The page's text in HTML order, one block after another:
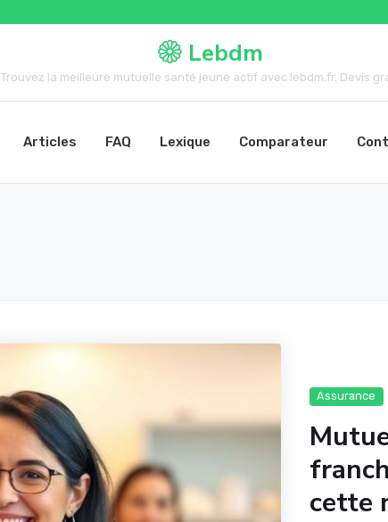
Lebdm
Trouvez la meilleure mutuelle santé jeune actif avec lebdm.fr. Devis
Articles FAQ Lexique Comparateur
Assurance
cette